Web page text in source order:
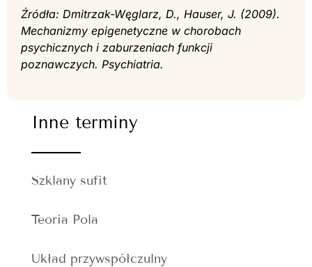
Źródła: Dmitrzak-Węglarz, D., Hauser, J. (2009).
Mechanizmy epigenetyczne w chorobach
psychicznych i zaburzeniach funkcji
poznawczych. Psychiatria.
Inne terminy
Szklany sufit
Teoria Pola
Układ przywspółczulny